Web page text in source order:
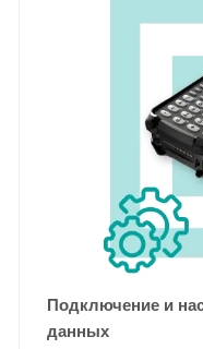
Подключение и
данных